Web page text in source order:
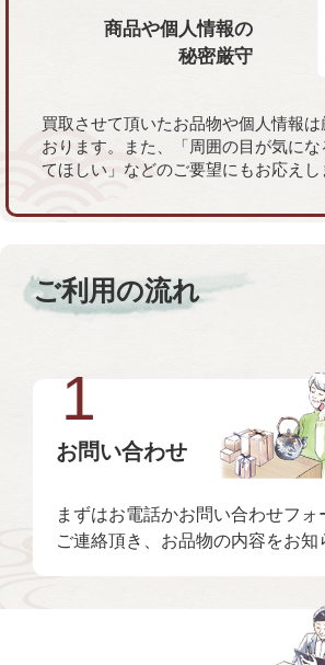
商品や個人情報の
秘密厳守
買取させて頂いたお品物や個人情報は
おります。また、「周囲の目が気に
てほしい」などのご要望にもお応えし
ご利用の流れ
1
お問い合わせ
まずはお電話かお問い合わせフォ
ご連絡頂き、お品物の内容をお知